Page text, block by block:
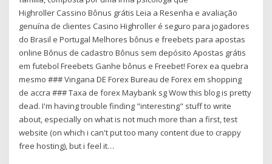
Highroller Cassino Bônus grátis Leia a Resenha e avaliação
genuína de clientes Casino Highroller é seguro para jogadores
do Brasil e Portugal Melhores bônus e freebets para apostas
online Bônus de cadastro Bônus sem depósito Apostas grátis
em futebol Freebets Ganhe bônus e Freebet! Forex ea quebra
mesmo ### Vingana DE Forex Bureau de Forex em shopping
de accra ### Taxa de forex Maybank sg Wow this blog is pretty
dead. I'm having trouble finding "interesting" stuff to write
about, especially on what is not much more than a first, test
website (on which i can't put too many content due to crappy
free hosting), but i feel it…